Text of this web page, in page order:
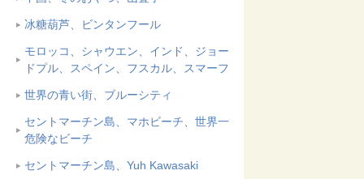
冰糖葫芦、ビンタンフール
モロッコ、シャウエン、インド、ジョー
ドプル、スペイン、フスカル、スマーフ
世界の青い街、ブルーシティ
セントマーチン島、マホビーチ、世界一
危険なビーチ
セントマーチン島、Yuh Kawasaki